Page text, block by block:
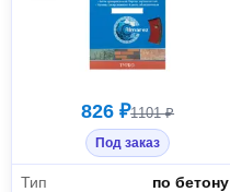
826 ₽1101 ₽
Под заказ
Тип
по бетону